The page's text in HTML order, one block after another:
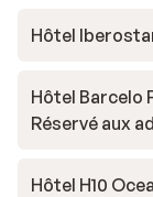
Hôtel
Hôtel Barcelo
Réservé aux
Hôtel H10